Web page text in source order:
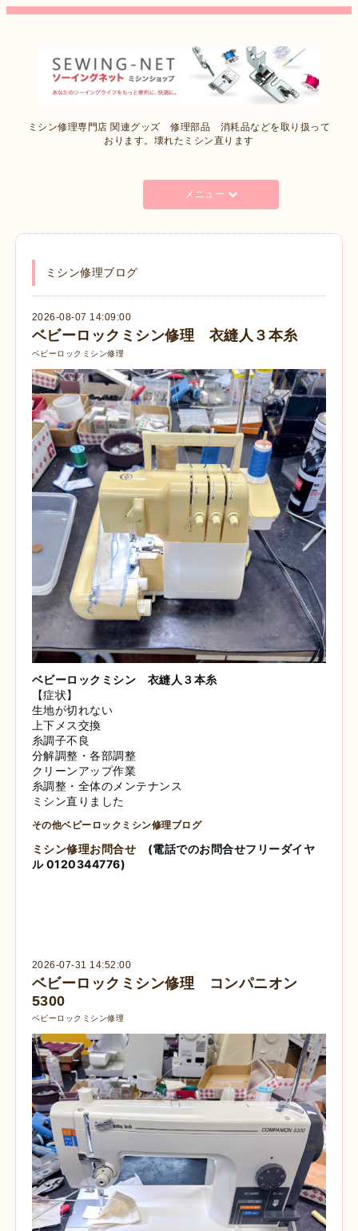
ミシン修理専門店 関連グッズ 修理部品 消耗品などを取り扱って
おります。壊れたミシン直ります
メニュー
ミシン修理ブログ
2026-08-07 14:09:00
ベビーロックミシン修理 衣縫人３本糸
ベビーロックミシン修理
ベビーロックミシン 衣縫人３本糸
【症状】
生地が切れない
上下メス交換
糸調子不良
分解調整・各部調整
クリーンアップ作業
糸調整・全体のメンテナンス
ミシン直りました
その他ベビーロックミシン修理ブログ
ミシン修理お問合せ
(電話でのお問合せフリーダイヤ
ル 0120344776)
2026-07-31 14:52:00
ベビーロックミシン修理 コンパニオン
5300
ベビーロックミシン修理